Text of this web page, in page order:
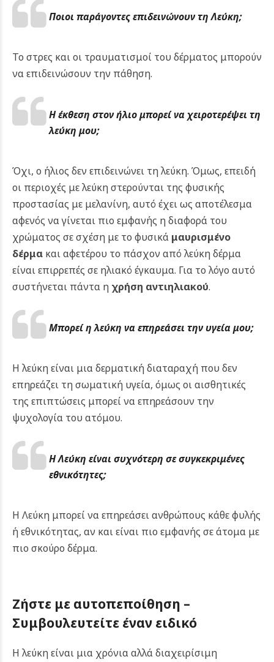
Ποιοι παράγοντες επιδεινώνουν τη Λεύκη;
Το στρες και οι τραυματισμοί του δέρματος μπορούν
να επιδεινώσουν την πάθηση.
Η έκθεση στον ήλιο μπορεί να χειροτερέψει τη
λεύκη μου;
Όχι, ο ήλιος δεν επιδεινώνει τη λεύκη. Όμως, επειδή
οι περιοχές με λεύκη στερούνται της φυσικής
προστασίας με μελανίνη, αυτό έχει ως αποτέλεσμα
αφενός να γίνεται πιο εμφανής η διαφορά του
χρώματος σε σχέση με το φυσικά μαυρισμένο
δέρμα και αφετέρου το πάσχον από λεύκη δέρμα
είναι επιρρεπές σε ηλιακό έγκαυμα. Για το λόγο αυτό
συστήνεται πάντα η χρήση αντιηλιακού.
Μπορεί η λεύκη να επηρεάσει την υγεία μου;
Η λεύκη είναι μια δερματική διαταραχή που δεν
επηρεάζει τη σωματική υγεία, όμως οι αισθητικές
της επιπτώσεις μπορεί να επηρεάσουν την
ψυχολογία του ατόμου.
Η Λεύκη είναι συχνότερη σε συγκεκριμένες
εθνικότητες;
Η Λεύκη μπορεί να επηρεάσει ανθρώπους κάθε φυλής
ή εθνικότητας, αν και είναι πιο εμφανής σε άτομα με
πιο σκούρο δέρμα.
Ζήστε με αυτοπεποίθηση –
Συμβουλευτείτε έναν ειδικό
Η λεύκη είναι μια χρόνια αλλά διαχειρίσιμη